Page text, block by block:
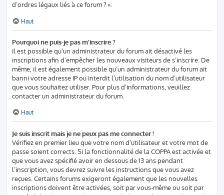
d’ordres légaux liés à ce forum ? ».
Haut
Pourquoi ne puis-je pas m’inscrire ?
Il est possible qu’un administrateur du forum ait désactivé les
inscriptions afin d’empêcher les nouveaux visiteurs de s’inscrire. De
même, il est également possible qu’un administrateur du forum ait
banni votre adresse IP ou interdit l’utilisation du nom d’utilisateur
que vous souhaitez utiliser. Pour plus d’informations, veuillez
contacter un administrateur du forum.
Haut
Je suis inscrit mais je ne peux pas me connecter !
Vérifiez en premier lieu que votre nom d’utilisateur et votre mot de
passe soient corrects. Si la fonctionnalité de la COPPA est activée et
que vous avez spécifié avoir en dessous de 13 ans pendant
l’inscription, vous devrez suivre les instructions que vous avez
reçues. Certains forums exigeront également que les nouvelles
inscriptions doivent être activées, soit par vous-même ou soit par